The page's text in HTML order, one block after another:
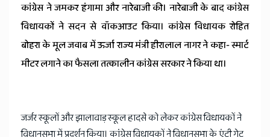
कांग्रेस ने जमकर हंगामा और नारेबाजी की। नारेबाजी के बाद कांग्रेस
विधायकों ने सदन से वॉकआउट किया। कांग्रेस विधायक रोहित
बोहरा के मूल जवाब में ऊर्जा राज्य मंत्री हीरालाल नागर ने कहा- स्मार्ट
मीटर लगाने का फैसला तत्कालीन कांग्रेस सरकार ने किया था।
जर्जर स्कूलों और झालावाड़ स्कूल हादसे को लेकर कांग्रेस विधायकों ने